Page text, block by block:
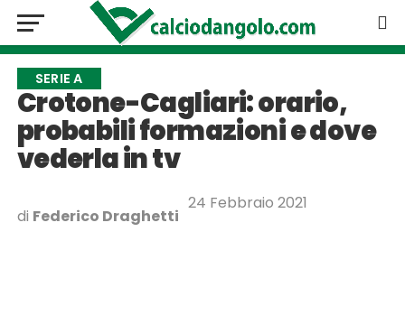
SERIE A
Crotone-Cagliari: orario,
probabili formazioni e dove
vederla in tv
di Federico Draghetti
24 Febbraio 2021